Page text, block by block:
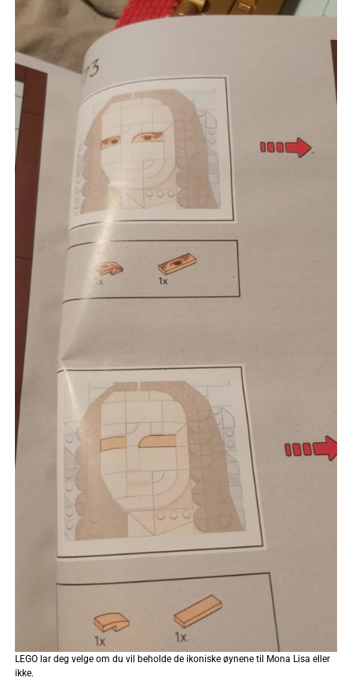
LEGO lar deg velge om du vil beholde de ikoniske øynene til Mona Lisa eller
ikke.